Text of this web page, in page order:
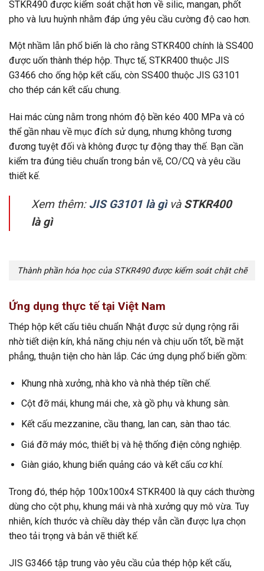
STKR490 được kiểm soát chặt hơn về silic, mangan, phốt
pho và lưu huỳnh nhằm đáp ứng yêu cầu cường độ cao hơn.
Một nhầm lẫn phổ biến là cho rằng STKR400 chính là SS400
được uốn thành thép hộp. Thực tế, STKR400 thuộc JIS
G3466 cho ống hộp kết cấu, còn SS400 thuộc JIS G3101
cho thép cán kết cấu chung.
Hai mác cùng nằm trong nhóm độ bền kéo 400 MPa và có
thể gần nhau về mục đích sử dụng, nhưng không tương
đương tuyệt đối và không được tự động thay thế. Bạn cần
kiểm tra đúng tiêu chuẩn trong bản vẽ, CO/CQ và yêu cầu
thiết kế.
Xem thêm: JIS G3101 là gìvà STKR400
là gì
Thành phần hóa học của STKR490 được kiểm soát chặt chẽ
Ứng dụng thực tế tại Việt Nam
Thép hộp kết cấu tiêu chuẩn Nhật được sử dụng rộng rãi
nhờ tiết diện kín, khả năng chịu nén và chịu uốn tốt, bề mặt
phẳng, thuận tiện cho hàn lắp. Các ứng dụng phổ biến gồm:
Khung nhà xưởng, nhà kho và nhà thép tiền chế.
Cột đỡ mái, khung mái che, xà gồ phụ và khung sàn.
Kết cấu mezzanine, cầu thang, lan can, sàn thao tác.
Giá đỡ máy móc, thiết bị và hệ thống điện công nghiệp.
Giàn giáo, khung biển quảng cáo và kết cấu cơ khí.
Trong đó, thép hộp 100x100x4 STKR400 là quy cách thường
dùng cho cột phụ, khung mái và nhà xưởng quy mô vừa. Tuy
nhiên, kích thước và chiều dày thép vẫn cần được lựa chọn
theo tải trọng và bản vẽ thiết kế.
JIS G3466 tập trung vào yêu cầu của thép hộp kết cấu,